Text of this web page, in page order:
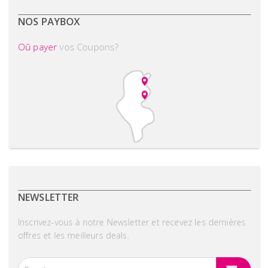
NOS PAYBOX
Oû payervos Coupons?
NEWSLETTER
Inscrivez-vous à notre Newsletter et recevez les dernières
offres et les meilleurs deals.